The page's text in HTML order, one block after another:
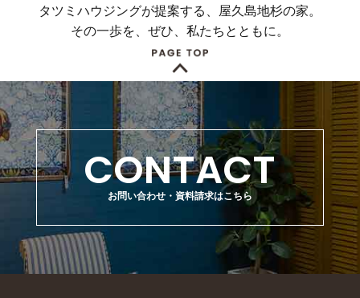
タツミハウジングが提案する、屋久島地杉の家。
その一歩を、ぜひ、私たちとともに。
CONTACT
お問い合わせ・資料請求はこちら